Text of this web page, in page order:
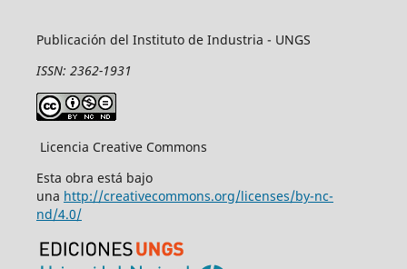
Publicación del Instituto de Industria - UNGS
ISSN: 2362-1931
Licencia Creative Commons
Esta obra está bajo
una http://creativecommons.org/licenses/by-nc-
nd/4.0/